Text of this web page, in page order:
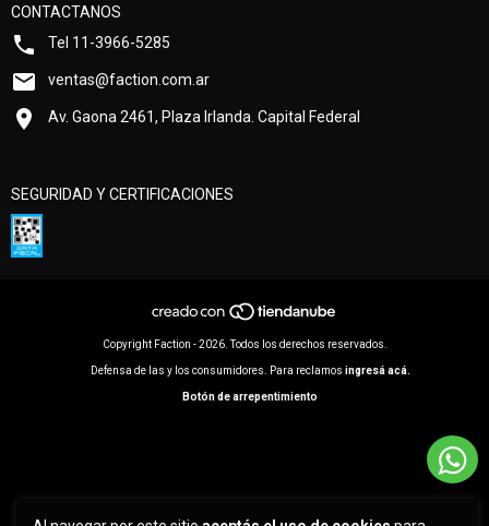
CONTACTANOS
Tel 11-3966-5285
ventas@faction.com.ar
Av. Gaona 2461, Plaza Irlanda. Capital Federal
SEGURIDAD Y CERTIFICACIONES
Copyright Faction - 2026. Todos los derechos reservados.
Defensa de las y los consumidores. Para reclamos ingresá acá.
Botón de arrepentimiento